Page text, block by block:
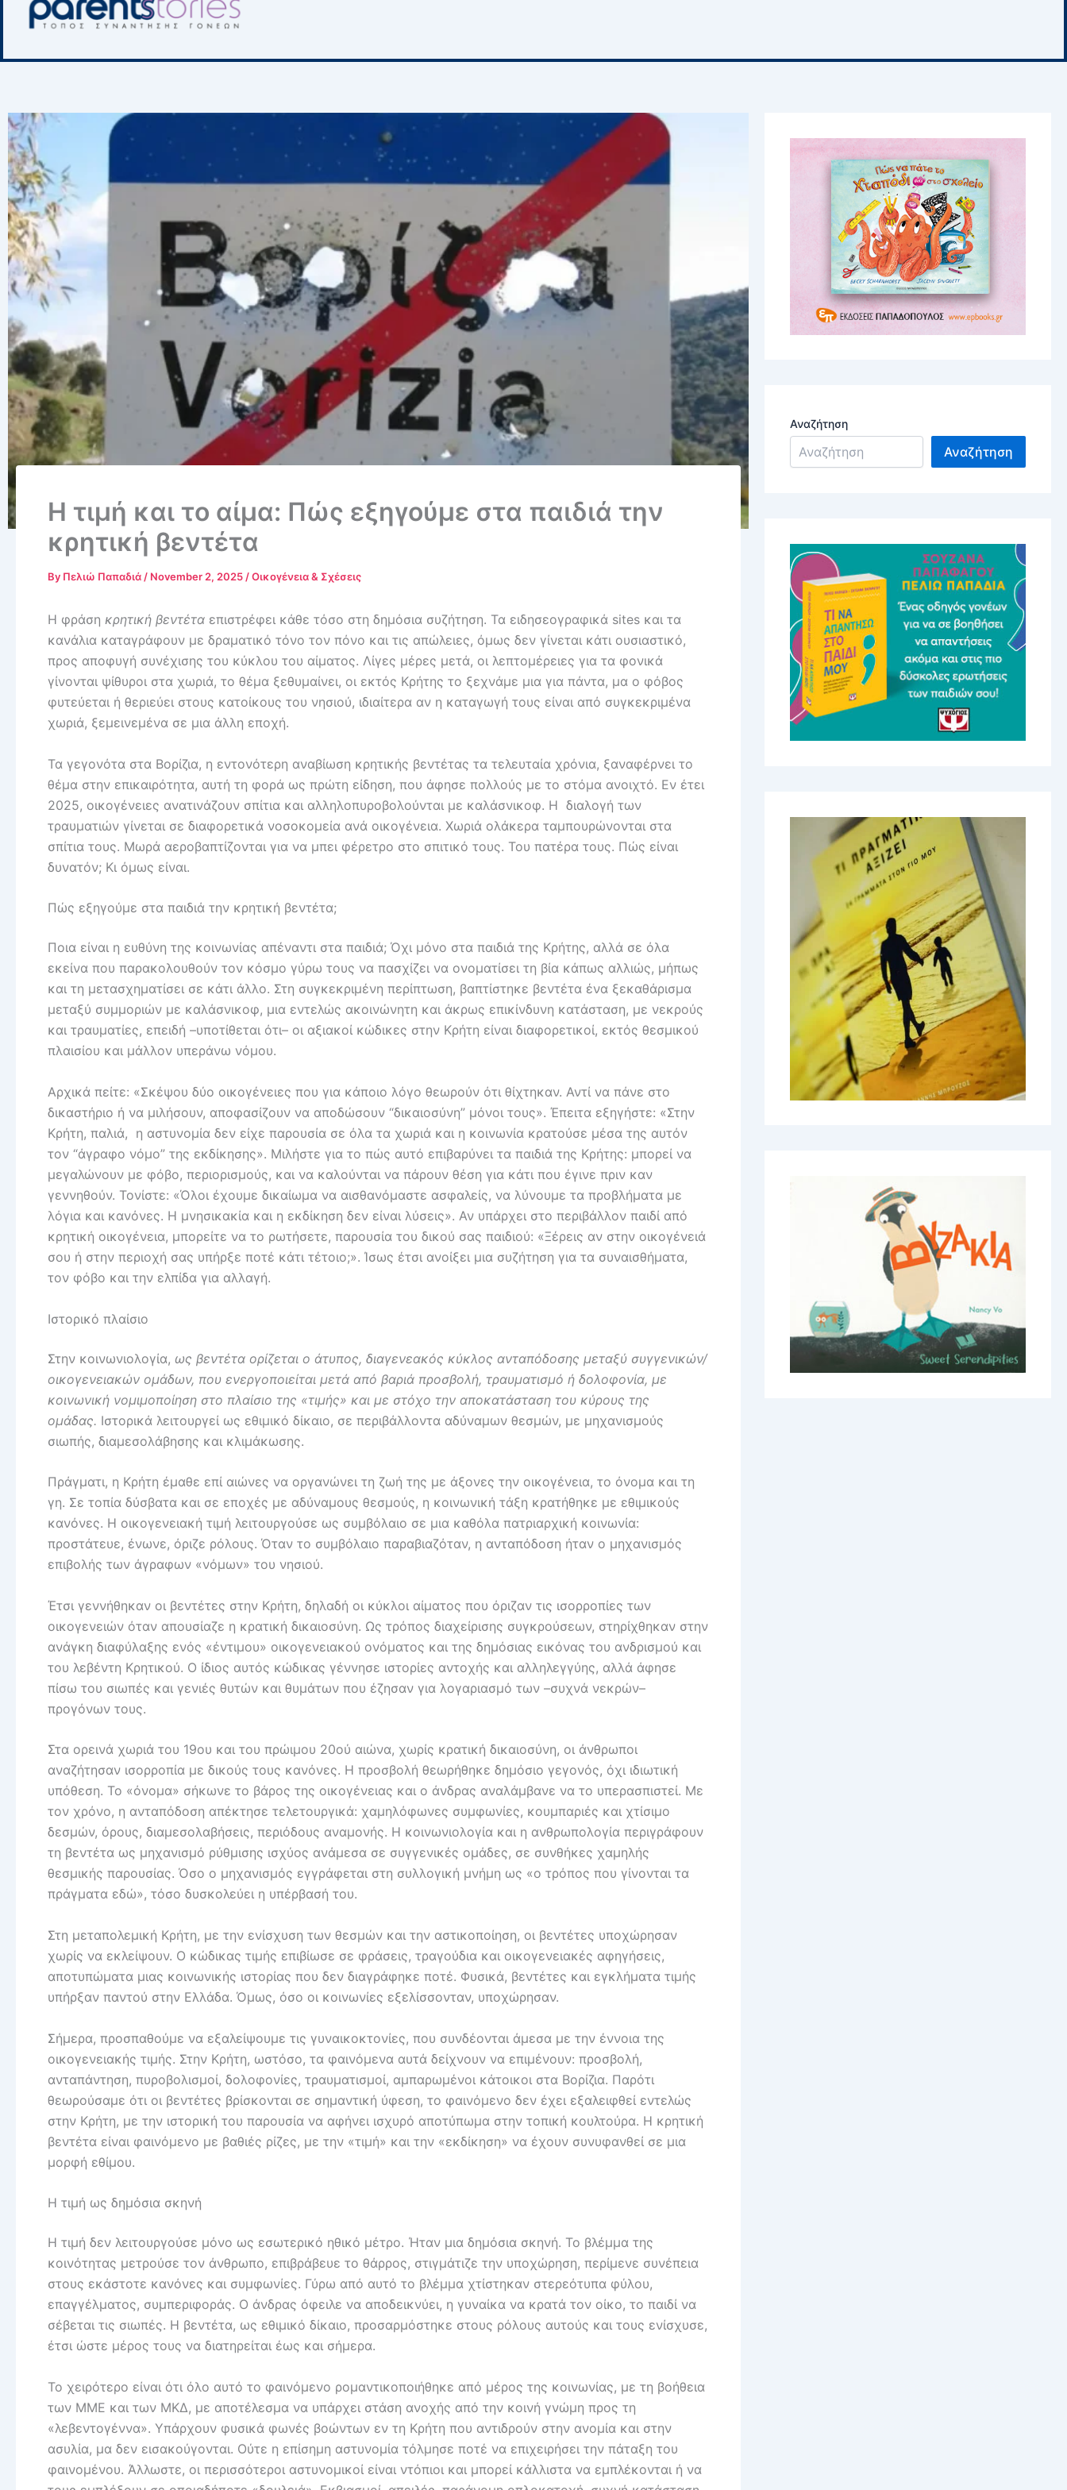
Η τιμή και το αίμα: Πώς εξηγούμε στα παιδιά την
κρητική βεντέτα
By Πελιώ Παπαδιά/ November 2, 2025/Οικογένεια & Σχέσεις
Η φράση κρητική βεντέτα επιστρέφει κάθε τόσο στη δημόσια συζήτηση. Τα ειδησεογραφικά sites και τα
κανάλια καταγράφουν με δραματικό τόνο τον πόνο και τις απώλειες, όμως δεν γίνεται κάτι ουσιαστικό,
προς αποφυγή συνέχισης του κύκλου του αίματος. Λίγες μέρες μετά, οι λεπτομέρειες για τα φονικά
γίνονται ψίθυροι στα χωριά, το θέμα ξεθυμαίνει, οι εκτός Κρήτης το ξεχνάμε μια για πάντα, μα ο φόβος
φυτεύεται ή θεριεύει στους κατοίκους του νησιού, ιδιαίτερα αν η καταγωγή τους είναι από συγκεκριμένα
χωριά, ξεμεινεμένα σε μια άλλη εποχή.
Τα γεγονότα στα Βορίζια, η εντονότερη αναβίωση κρητικής βεντέτας τα τελευταία χρόνια, ξαναφέρνει το
θέμα στην επικαιρότητα, αυτή τη φορά ως πρώτη είδηση, που άφησε πολλούς με το στόμα ανοιχτό. Εν έτει
2025, οικογένειες ανατινάζουν σπίτια και αλληλοπυροβολούνται με καλάσνικοφ. Η διαλογή των
τραυματιών γίνεται σε διαφορετικά νοσοκομεία ανά οικογένεια. Χωριά ολάκερα ταμπουρώνονται στα
σπίτια τους. Μωρά αεροβαπτίζονται για να μπει φέρετρο στο σπιτικό τους. Του πατέρα τους. Πώς είναι
δυνατόν; Κι όμως είναι.
Πώς εξηγούμε στα παιδιά την κρητική βεντέτα;
Ποια είναι η ευθύνη της κοινωνίας απέναντι στα παιδιά; Όχι μόνο στα παιδιά της Κρήτης, αλλά σε όλα
εκείνα που παρακολουθούν τον κόσμο γύρω τους να πασχίζει να ονοματίσει τη βία κάπως αλλιώς, μήπως
και τη μετασχηματίσει σε κάτι άλλο. Στη συγκεκριμένη περίπτωση, βαπτίστηκε βεντέτα ένα ξεκαθάρισμα
μεταξύ συμμοριών με καλάσνικοφ, μια εντελώς ακοινώνητη και άκρως επικίνδυνη κατάσταση, με νεκρούς
και τραυματίες, επειδή –υποτίθεται ότι– οι αξιακοί κώδικες στην Κρήτη είναι διαφορετικοί, εκτός θεσμικού
πλαισίου και μάλλον υπεράνω νόμου.
Αρχικά πείτε: «Σκέψου δύο οικογένειες που για κάποιο λόγο θεωρούν ότι θίχτηκαν. Αντί να πάνε στο
δικαστήριο ή να μιλήσουν, αποφασίζουν να αποδώσουν “δικαιοσύνη” μόνοι τους». Έπειτα εξηγήστε: «Στην
Κρήτη, παλιά, η αστυνομία δεν είχε παρουσία σε όλα τα χωριά και η κοινωνία κρατούσε μέσα της αυτόν
τον “άγραφο νόμο” της εκδίκησης». Μιλήστε για το πώς αυτό επιβαρύνει τα παιδιά της Κρήτης: μπορεί να
μεγαλώνουν με φόβο, περιορισμούς, και να καλούνται να πάρουν θέση για κάτι που έγινε πριν καν
γεννηθούν. Τονίστε: «Όλοι έχουμε δικαίωμα να αισθανόμαστε ασφαλείς, να λύνουμε τα προβλήματα με
λόγια και κανόνες. Η μνησικακία και η εκδίκηση δεν είναι λύσεις». Αν υπάρχει στο περιβάλλον παιδί από
κρητική οικογένεια, μπορείτε να το ρωτήσετε, παρουσία του δικού σας παιδιού: «Ξέρεις αν στην οικογένειά
σου ή στην περιοχή σας υπήρξε ποτέ κάτι τέτοιο;». Ίσως έτσι ανοίξει μια συζήτηση για τα συναισθήματα,
τον φόβο και την ελπίδα για αλλαγή.
Ιστορικό πλαίσιο
Στην κοινωνιολογία, ως βεντέτα ορίζεται ο άτυπος, διαγενεακός κύκλος ανταπόδοσης μεταξύ συγγενικών/
οικογενειακών ομάδων, που ενεργοποιείται μετά από βαριά προσβολή, τραυματισμό ή δολοφονία, με
κοινωνική νομιμοποίηση στο πλαίσιο της «τιμής» και με στόχο την αποκατάσταση του κύρους της
ομάδας. Ιστορικά λειτουργεί ως εθιμικό δίκαιο, σε περιβάλλοντα αδύναμων θεσμών, με μηχανισμούς
σιωπής, διαμεσολάβησης και κλιμάκωσης.
Πράγματι, η Κρήτη έμαθε επί αιώνες να οργανώνει τη ζωή της με άξονες την οικογένεια, το όνομα και τη
γη. Σε τοπία δύσβατα και σε εποχές με αδύναμους θεσμούς, η κοινωνική τάξη κρατήθηκε με εθιμικούς
κανόνες. Η οικογενειακή τιμή λειτουργούσε ως συμβόλαιο σε μια καθόλα πατριαρχική κοινωνία:
προστάτευε, ένωνε, όριζε ρόλους. Όταν το συμβόλαιο παραβιαζόταν, η ανταπόδοση ήταν ο μηχανισμός
επιβολής των άγραφων «νόμων» του νησιού.
Έτσι γεννήθηκαν οι βεντέτες στην Κρήτη, δηλαδή οι κύκλοι αίματος που όριζαν τις ισορροπίες των
οικογενειών όταν απουσίαζε η κρατική δικαιοσύνη. Ως τρόπος διαχείρισης συγκρούσεων, στηρίχθηκαν στην
ανάγκη διαφύλαξης ενός «έντιμου» οικογενειακού ονόματος και της δημόσιας εικόνας του ανδρισμού και
του λεβέντη Κρητικού. Ο ίδιος αυτός κώδικας γέννησε ιστορίες αντοχής και αλληλεγγύης, αλλά άφησε
πίσω του σιωπές και γενιές θυτών και θυμάτων που έζησαν για λογαριασμό των –συχνά νεκρών–
προγόνων τους.
Στα ορεινά χωριά του 19ου και του πρώιμου 20ού αιώνα, χωρίς κρατική δικαιοσύνη, οι άνθρωποι
αναζήτησαν ισορροπία με δικούς τους κανόνες. Η προσβολή θεωρήθηκε δημόσιο γεγονός, όχι ιδιωτική
υπόθεση. Το «όνομα» σήκωνε το βάρος της οικογένειας και ο άνδρας αναλάμβανε να το υπερασπιστεί. Με
τον χρόνο, η ανταπόδοση απέκτησε τελετουργικά: χαμηλόφωνες συμφωνίες, κουμπαριές και χτίσιμο
δεσμών, όρους, διαμεσολαβήσεις, περιόδους αναμονής. Η κοινωνιολογία και η ανθρωπολογία περιγράφουν
τη βεντέτα ως μηχανισμό ρύθμισης ισχύος ανάμεσα σε συγγενικές ομάδες, σε συνθήκες χαμηλής
θεσμικής παρουσίας. Όσο ο μηχανισμός εγγράφεται στη συλλογική μνήμη ως «ο τρόπος που γίνονται τα
πράγματα εδώ», τόσο δυσκολεύει η υπέρβασή του.
Στη μεταπολεμική Κρήτη, με την ενίσχυση των θεσμών και την αστικοποίηση, οι βεντέτες υποχώρησαν
χωρίς να εκλείψουν. Ο κώδικας τιμής επιβίωσε σε φράσεις, τραγούδια και οικογενειακές αφηγήσεις,
αποτυπώματα μιας κοινωνικής ιστορίας που δεν διαγράφηκε ποτέ. Φυσικά, βεντέτες και εγκλήματα τιμής
υπήρξαν παντού στην Ελλάδα. Όμως, όσο οι κοινωνίες εξελίσσονταν, υποχώρησαν.
Σήμερα, προσπαθούμε να εξαλείψουμε τις γυναικοκτονίες, που συνδέονται άμεσα με την έννοια της
οικογενειακής τιμής. Στην Κρήτη, ωστόσο, τα φαινόμενα αυτά δείχνουν να επιμένουν: προσβολή,
ανταπάντηση, πυροβολισμοί, δολοφονίες, τραυματισμοί, αμπαρωμένοι κάτοικοι στα Βορίζια. Παρότι
θεωρούσαμε ότι οι βεντέτες βρίσκονται σε σημαντική ύφεση, το φαινόμενο δεν έχει εξαλειφθεί εντελώς
στην Κρήτη, με την ιστορική του παρουσία να αφήνει ισχυρό αποτύπωμα στην τοπική κουλτούρα. Η κρητική
βεντέτα είναι φαινόμενο με βαθιές ρίζες, με την «τιμή» και την «εκδίκηση» να έχουν συνυφανθεί σε μια
μορφή εθίμου.
Η τιμή ως δημόσια σκηνή
Η τιμή δεν λειτουργούσε μόνο ως εσωτερικό ηθικό μέτρο. Ήταν μια δημόσια σκηνή. Το βλέμμα της
κοινότητας μετρούσε τον άνθρωπο, επιβράβευε το θάρρος, στιγμάτιζε την υποχώρηση, περίμενε συνέπεια
στους εκάστοτε κανόνες και συμφωνίες. Γύρω από αυτό το βλέμμα χτίστηκαν στερεότυπα φύλου,
επαγγέλματος, συμπεριφοράς. Ο άνδρας όφειλε να αποδεικνύει, η γυναίκα να κρατά τον οίκο, το παιδί να
σέβεται τις σιωπές. Η βεντέτα, ως εθιμικό δίκαιο, προσαρμόστηκε στους ρόλους αυτούς και τους ενίσχυσε,
έτσι ώστε μέρος τους να διατηρείται έως και σήμερα.
Το χειρότερο είναι ότι όλο αυτό το φαινόμενο ρομαντικοποιήθηκε από μέρος της κοινωνίας, με τη βοήθεια
των ΜΜΕ και των ΜΚΔ, με αποτέλεσμα να υπάρχει στάση ανοχής από την κοινή γνώμη προς τη
«λεβεντογέννα». Υπάρχουν φυσικά φωνές βοώντων εν τη Κρήτη που αντιδρούν στην ανομία και στην
ασυλία, μα δεν εισακούγονται. Ούτε η επίσημη αστυνομία τόλμησε ποτέ να επιχειρήσει την πάταξη του
φαινομένου. Άλλωστε, οι περισσότεροι αστυνομικοί είναι ντόπιοι και μπορεί κάλλιστα να εμπλέκονται ή να
Αναζήτηση
Αναζήτηση